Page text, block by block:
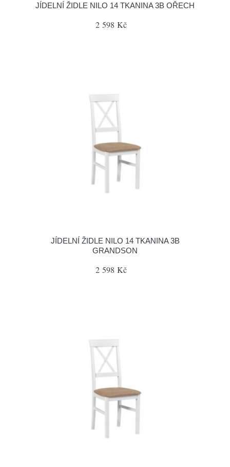
JÍDELNÍ ŽIDLE NILO 14 TKANINA 3B OŘECH
2 598 Kč
JÍDELNÍ ŽIDLE NILO 14 TKANINA 3B
GRANDSON
2 598 Kč